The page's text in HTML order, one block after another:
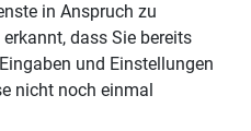
in Anspruch zu
dass Sie bereits
und Einstellungen
nicht noch einmal